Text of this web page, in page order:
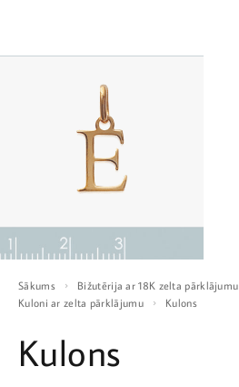
Sākums
Bižutērija ar 18K zelta pārklājumu
Kuloni ar zelta pārklājumu
Kulons
Kulons